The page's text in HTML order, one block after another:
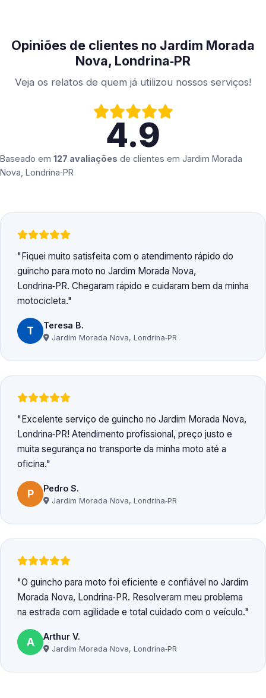
Opiniões de clientes no Jardim Morada
Nova, Londrina‑PR
Veja os relatos de quem já utilizou nossos serviços!
4.9
Baseado em 127 avaliações de clientes em Jardim Morada
Nova, Londrina‑PR
Fiquei muito satisfeita com o atendimento rápido do
guincho para moto no Jardim Morada Nova,
Londrina‑PR. Chegaram rápido e cuidaram bem da minha
motocicleta.
T Teresa B.
Jardim Morada Nova, Londrina‑PR
Excelente serviço de guincho no Jardim Morada Nova,
Londrina‑PR! Atendimento profissional, preço justo e
muita segurança no transporte da minha moto até a
oficina.
P Pedro S.
Jardim Morada Nova, Londrina‑PR
O guincho para moto foi eficiente e confiável no Jardim
Morada Nova, Londrina‑PR. Resolveram meu problema
na estrada com agilidade e total cuidado com o veículo.
A Arthur V.
Jardim Morada Nova, Londrina‑PR